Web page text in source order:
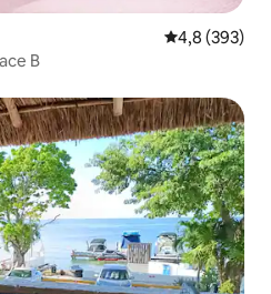
4,8 av 5 i
4,8 (393)
B